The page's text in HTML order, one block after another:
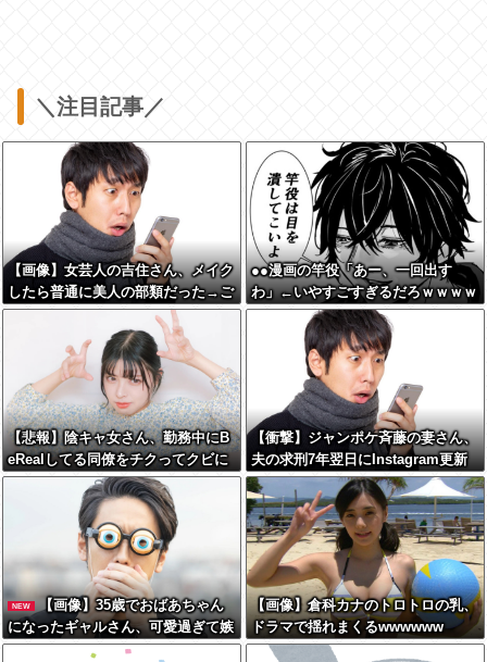
＼注目記事／
【画像】女芸人の吉住さん、メイク
したら普通に美人の部類だった→ご
覧くださいw w w w w w w w
●●漫画の竿役「あー、一回出す
わ」←いやすごすぎるだろｗｗｗｗ
ｗｗ
【悲報】陰キャ女さん、勤務中にB
eRealしてる同僚をチクってクビに
させたエピソードを大公開←これガ
チだと思う？？？？？
【衝撃】ジャンポケ斉藤の妻さん、
夫の求刑7年翌日にInstagram更新
しSNS民をザワつかせてしまう…
NEW
【画像】35歳でおばあちゃん
になったギャルさん、可愛過ぎて嫉
妬不可避w w w w w w w w w w w
【画像】倉科カナのトロトロの乳、
ドラマで揺れまくるwwwwww